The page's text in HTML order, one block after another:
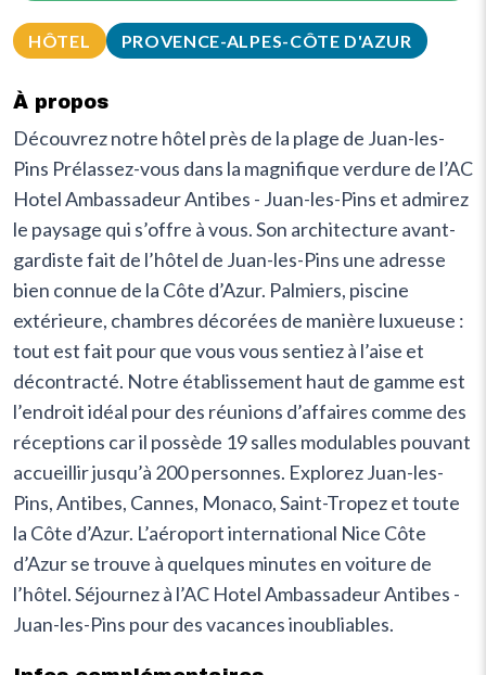
HÔTEL PROVENCE-ALPES-CÔTE D'AZUR
À propos
Découvrez notre hôtel près de la plage de Juan-les-
Pins Prélassez-vous dans la magnifique verdure de l’AC
Hotel Ambassadeur Antibes - Juan-les-Pins et admirez
le paysage qui s’offre à vous. Son architecture avant-
gardiste fait de l’hôtel de Juan-les-Pins une adresse
bien connue de la Côte d’Azur. Palmiers, piscine
extérieure, chambres décorées de manière luxueuse :
tout est fait pour que vous vous sentiez à l’aise et
décontracté. Notre établissement haut de gamme est
l’endroit idéal pour des réunions d’affaires comme des
réceptions car il possède 19 salles modulables pouvant
accueillir jusqu’à 200 personnes. Explorez Juan-les-
Pins, Antibes, Cannes, Monaco, Saint-Tropez et toute
la Côte d’Azur. L’aéroport international Nice Côte
d’Azur se trouve à quelques minutes en voiture de
l’hôtel. Séjournez à l’AC Hotel Ambassadeur Antibes -
Juan-les-Pins pour des vacances inoubliables.